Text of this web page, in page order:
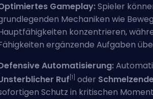
Gameplay:Spieler
Mechaniken wie
konzentrieren,
ergänzende Aufgaben
Automatisierung:
Ruf [1] oder
Schutz in kritischen